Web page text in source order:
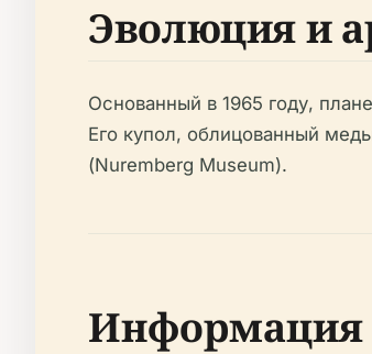
Эволюция и
Основанный в 1965 году,
Его купол, облицованный
(Nuremberg Museum).
Информация